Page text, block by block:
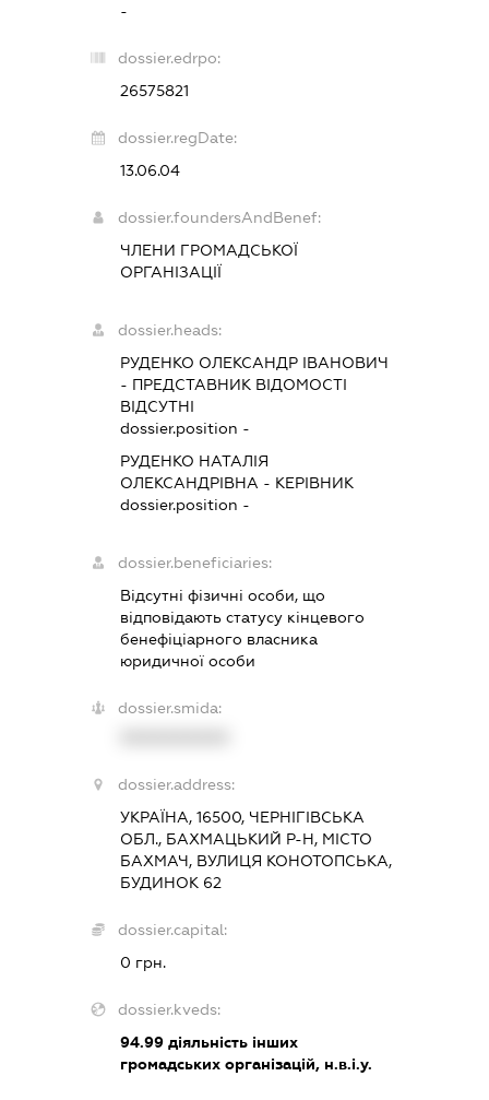
-
dossier.edrpo:
26575821
dossier.regDate:
13.06.04
dossier.foundersAndBenef:
ЧЛЕНИ ГРОМАДСЬКОЇ
ОРГАНІЗАЦІЇ
dossier.heads:
РУДЕНКО ОЛЕКСАНДР ІВАНОВИЧ
- ПРЕДСТАВНИК ВІДОМОСТІ
ВІДСУТНІ
dossier.position -
РУДЕНКО НАТАЛІЯ
ОЛЕКСАНДРІВНА - КЕРІВНИК
dossier.position -
dossier.beneficiaries:
Відсутні фізичні особи, що
відповідають статусу кінцевого
бенефіціарного власника
юридичної особи
dossier.smida:
dossier.address:
УКРАЇНА, 16500, ЧЕРНІГІВСЬКА
ОБЛ., БАХМАЦЬКИЙ Р-Н, МІСТО
БАХМАЧ, ВУЛИЦЯ КОНОТОПСЬКА,
БУДИНОК 62
dossier.capital:
0 грн.
dossier.kveds:
94.99діяльність інших
громадських організацій, н.в.і.у.